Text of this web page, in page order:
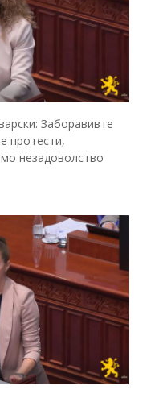
Заборавивте
протести,
незадоволство